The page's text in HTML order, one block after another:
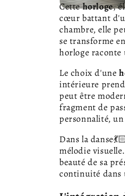
Cettehorloge,
cœur battant
chambre, elle
se transforme
horloge raconte
Le choix d'une
intérieure
peut être
fragment de
personnalité,
Dans la
mélodie
beauté de sa
continuité dans